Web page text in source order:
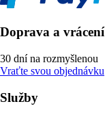
Doprava a vrácení
30 dní na rozmyšlenou
Vraťte svou objednávku
Služby